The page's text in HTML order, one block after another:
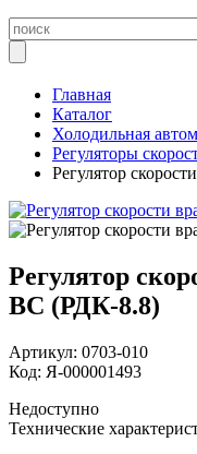
Главная
Каталог
Холодильная
Регуляторы
Регулятор
Регулятор
BC (РДК-8.8)
Артикул: 0703-010
Код: Я-000001493
Недоступно
Технические